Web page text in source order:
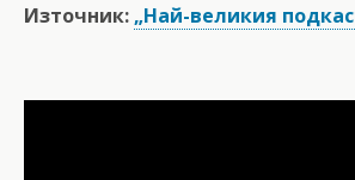
Източник: „Най-великия